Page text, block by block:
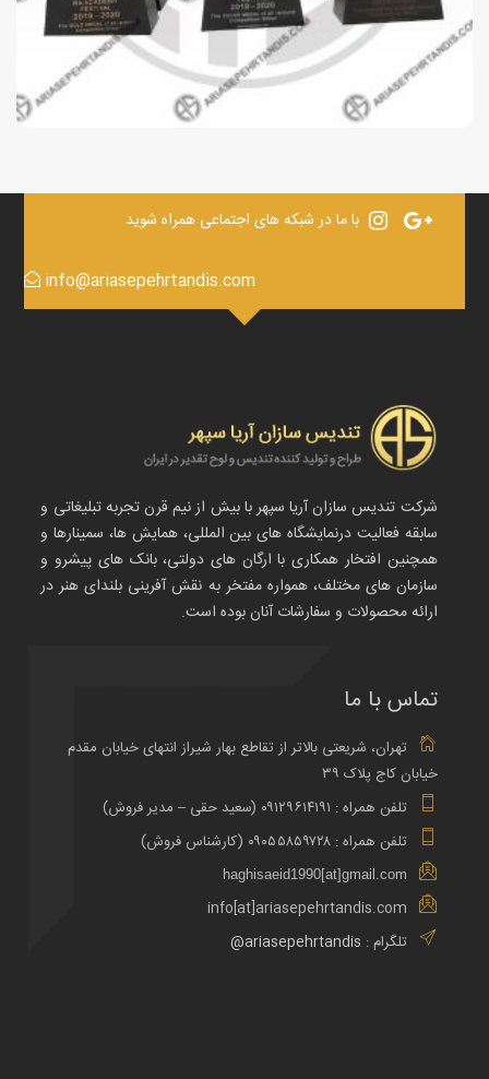
با ما در شبکه های اجتماعی همراه شوید
info@ariasepehrtandis.com
شرکت تندیس سازان آریا سپهر با بیش از نیم قرن تجربه تبلیغاتی و
سابقه فعالیت درنمایشگاه های بین المللی، همایش ها، سمینارها و
همچنین افتخار همکاری با ارگان های دولتی، بانک های پیشرو و
سازمان های مختلف، همواره مفتخر به نقش آفرینی بلندای هنر در
ارائه محصولات و سفارشات آنان بوده است.
تماس با ما
تهران، شریعتی بالاتر از تقاطع بهار شیراز انتهای خیابان مقدم
خیابان کاج پلاک ۳۹
تلفن همراه : ۰۹۱۲۹۶۱۴۱۹۱ (سعید حقی – مدیر فروش)
تلفن همراه : ۰۹۰۵۵۸۵۹۷۲۸ (کارشناس فروش)
haghisaeid1990[at]gmail.com
info[at]ariasepehrtandis.com
تلگرام : ariasepehrtandis@